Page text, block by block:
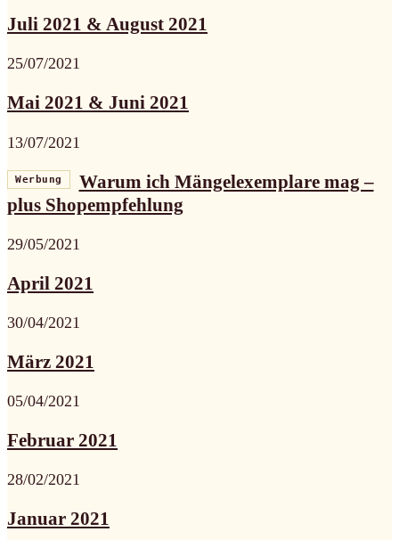
Juli 2021 & August 2021
25/07/2021
Mai 2021 & Juni 2021
13/07/2021
Werbung
Warum ich Mängelexemplare mag –
plus Shopempfehlung
29/05/2021
April 2021
30/04/2021
März 2021
05/04/2021
Februar 2021
28/02/2021
Januar 2021